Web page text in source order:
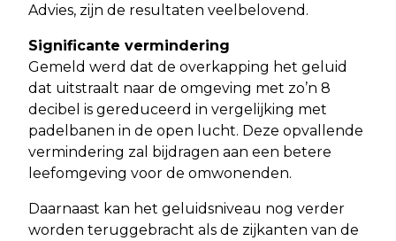
Advies, zijn de resultaten veelbelovend.
Significante vermindering
Gemeld werd dat de overkapping het geluid
dat uitstraalt naar de omgeving met zo’n 8
decibel is gereduceerd in vergelijking met
padelbanen in de open lucht. Deze opvallende
vermindering zal bijdragen aan een betere
leefomgeving voor de omwonenden.
Daarnaast kan het geluidsniveau nog verder
worden teruggebracht als de zijkanten van de